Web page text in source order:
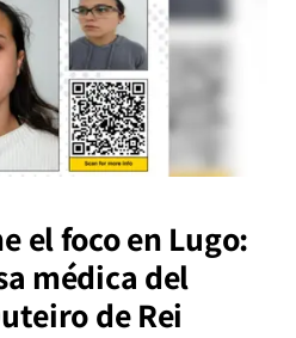
el foco en Lugo:
médica del
de Rei